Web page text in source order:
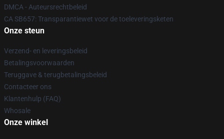
DMCA - Auteursrechtbeleid
CA SB657: Transparantiewet voor de toeleveringsketen
Onze steun
Verzend- en leveringsbeleid
Betalingsvoorwaarden
Teruggave & terugbetalingsbeleid
Contacteer ons
Klantenhulp (FAQ)
Whosale
Onze winkel